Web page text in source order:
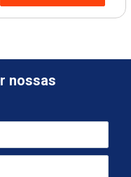
nossas